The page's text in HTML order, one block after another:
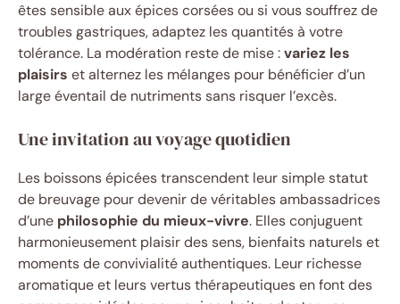
êtes sensible aux épices corsées ou si vous souffrez de
troubles gastriques, adaptez les quantités à votre
tolérance. La modération reste de mise :variez les
plaisirs et alternez les mélanges pour bénéficier d’un
large éventail de nutriments sans risquer l’excès.
Une invitation au voyage quotidien
Les boissons épicées transcendent leur simple statut
de breuvage pour devenir de véritables ambassadrices
d’une philosophie du mieux-vivre. Elles conjuguent
harmonieusement plaisir des sens, bienfaits naturels et
moments de convivialité authentiques. Leur richesse
aromatique et leurs vertus thérapeutiques en font des